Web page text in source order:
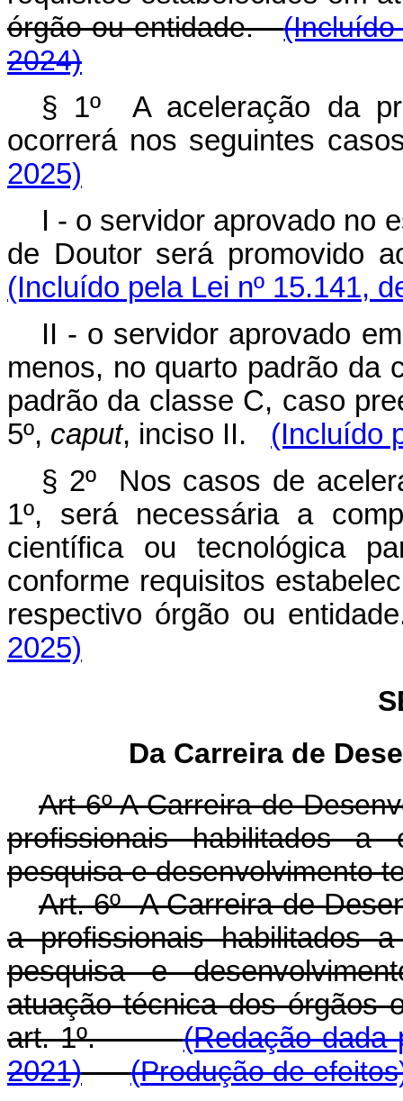
órgão ou entidade.
2024)
§ 1º A aceleração da
ocorrerá nos seguintes
2025)
I - o servidor aprovado no
de Doutor será promovido
(Incluído pela Lei nº 15.141,
II - o servidor aprovado
menos, no quarto padrão da
padrão da classe C, caso
5º, caput, inciso II.
(Incluído
§ 2º Nos casos de
1º, será necessária a
científica ou tecnológica
conforme requisitos
respectivo órgão ou
2025)
Da Carreira de
Art 6º A Carreira de
profissionais habilitados a
pesquisa e desenvolvimento
Art. 6º A Carreira de
a profissionais habilitados
pesquisa e
atuação técnica dos órgãos
art. 1º.(Redação dada
2021)
(Produção de